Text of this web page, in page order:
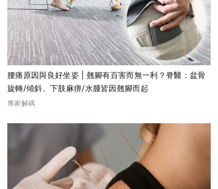
腰痛原因與良好坐姿 | 翹腳有百害而無一利？脊醫：盆骨
旋轉/傾斜、下肢麻痹/水腫皆因翹腳而起
專家解碼